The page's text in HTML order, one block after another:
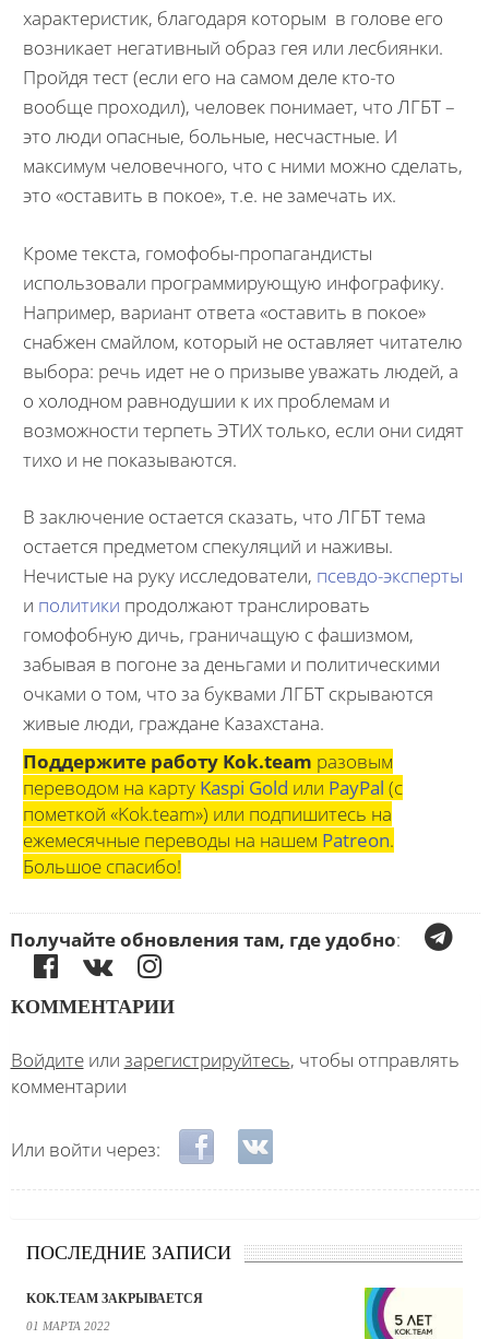
характеристик, благодаря которым в голове его
возникает негативный образ гея или лесбиянки.
Пройдя тест (если его на самом деле кто-то
вообще проходил), человек понимает, что ЛГБТ –
это люди опасные, больные, несчастные. И
максимум человечного, что с ними можно сделать,
это «оставить в покое», т.е. не замечать их.
Кроме текста, гомофобы-пропагандисты
использовали программирующую инфографику.
Например, вариант ответа «оставить в покое»
снабжен смайлом, который не оставляет читателю
выбора: речь идет не о призыве уважать людей, а
о холодном равнодушии к их проблемам и
возможности терпеть ЭТИХ только, если они сидят
тихо и не показываются.
В заключение остается сказать, что ЛГБТ тема
остается предметом спекуляций и наживы.
Нечистые на руку исследователи, псевдо-эксперты
и политики продолжают транслировать
гомофобную дичь, граничащую с фашизмом,
забывая в погоне за деньгами и политическими
очками о том, что за буквами ЛГБТ скрываются
живые люди, граждане Казахстана.
Поддержите работу Kok.team разовым
переводом на карту Kaspi Gold или PayPal (с
пометкой «Kok.team») или подпишитесь на
ежемесячные переводы на нашем Patreon.
Большое спасибо!
Получайте обновления там, где удобно:
КОММЕНТАРИИ
Войдитеили зарегистрируйтесь, чтобы отправлять
комментарии
Или войти через: Login with Facebook
Login with ВКонтакте
ПОСЛЕДНИЕ ЗАПИСИ
KOK.TEAM ЗАКРЫВАЕТСЯ
01 МАРТА 2022